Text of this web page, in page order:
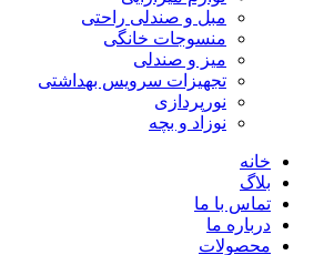
مبل و صندلی راحتی
منسوجات خانگی
میز و صندلی
تجهیزات سرویس بهداشتی
نورپردازی
نوزاد و بچه
خانه
بلاگ
تماس با ما
درباره ما
محصولات